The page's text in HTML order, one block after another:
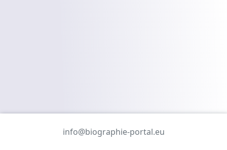
info@biographie-portal.eu